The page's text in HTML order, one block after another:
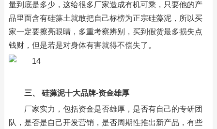
量到底是多少，这给很多厂家造成有机可乘，只要他的产
品里面含有硅藻土就敢把自己标榜为正宗硅藻泥，所以买
家一定要擦亮眼睛，多重考察辨别，买到假货最多损失点
钱财，但是若是对身体有害就得不偿失了。
三、 硅藻泥十大品牌-资金雄厚
厂家实力，包括资金是否雄厚，是否有自己的专研团
队，是否是自己开发营销，是否周期性推出新产品，有些